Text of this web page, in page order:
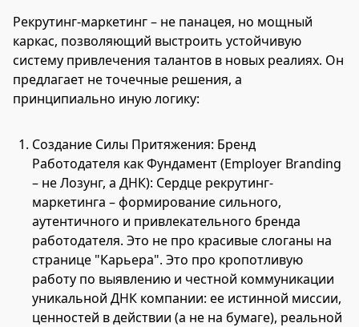
Рекрутинг-маркетинг – не панацея, но мощный
каркас, позволяющий выстроить устойчивую
систему привлечения талантов в новых реалиях. Он
предлагает не точечные решения, а
принципиально иную логику:
Создание Силы Притяжения: Бренд
Работодателя как Фундамент (Employer Branding
– не Лозунг, а ДНК): Сердце рекрутинг-
маркетинга – формирование сильного,
аутентичного и привлекательного бренда
работодателя. Это не про красивые слоганы на
странице "Карьера". Это про кропотливую
работу по выявлению и честной коммуникации
уникальной ДНК компании: ее истинной миссии,
ценностей в действии (а не на бумаге), реальной